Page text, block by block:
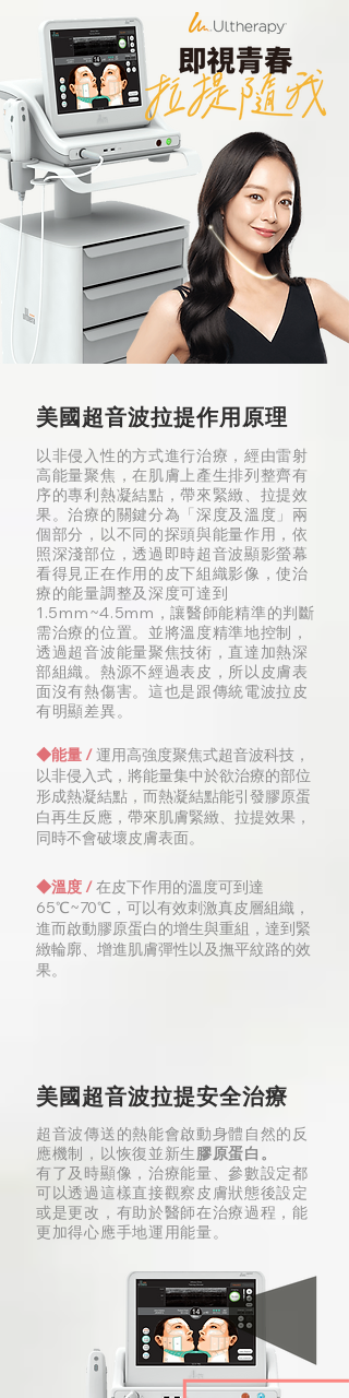
美國超音波拉提作用原理
以非侵入性的方式進行治療，經由雷射
高能量聚焦，在肌膚上產生排列整齊有
序的專利熱凝結點，帶來緊緻、拉提效
果。治療的關鍵分為「深度及溫度」兩
個部分，以不同的探頭與能量作用，依
照深淺部位，透過即時超音波顯影螢幕
看得見正在作用的皮下組織影像，使治
療的能量調整及深度可達到
1.5mm~4.5mm，讓醫師能精準的判斷
需治療的位置。並將溫度精準地控制，
透過超音波能量聚焦技術，直達加熱深
部組織。熱源不經過表皮，所以皮膚表
面沒有熱傷害。這也是跟傳統電波拉皮
有明顯差異。
◆能量 /運用高強度聚焦式超音波科技，
以非侵入式，將能量集中於欲治療的部位
形成熱凝結點，而熱凝結點能引發膠原蛋
白再生反應，帶來肌膚緊緻、拉提效果，
同時不會破壞皮膚表面。
◆溫度 /在皮下作用的溫度可到達
65℃~70℃，可以有效刺激真皮層組織，
進而啟動膠原蛋白的增生與重組，達到緊
緻輪廓、增進肌膚彈性以及撫平紋路的效
果。
美國超音波拉提安全治療
超音波傳送的熱能會啟動身體自然的反
應機制，以恢復並新生膠原蛋白。
有了及時顯像，治療能量、參數設定都
可以透過這樣直接觀察皮膚狀態後設定
或是更改，有助於醫師在治療過程，能
更加得心應手地運用能量。